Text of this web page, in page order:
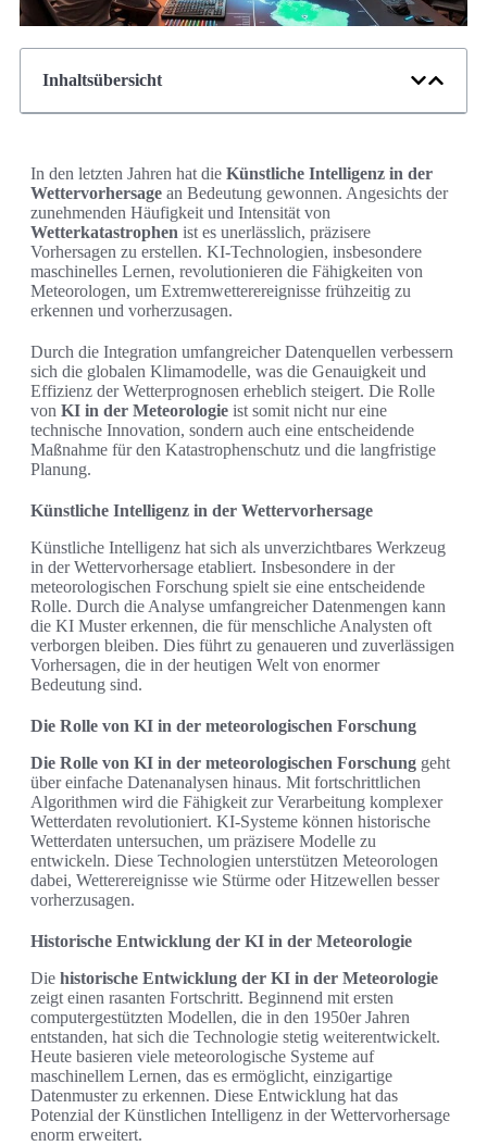
Inhaltsübersicht
In den letzten Jahren hat die Künstliche Intelligenz in der
Wettervorhersage an Bedeutung gewonnen. Angesichts der
zunehmenden Häufigkeit und Intensität von
Wetterkatastrophen ist es unerlässlich, präzisere
Vorhersagen zu erstellen. KI-Technologien, insbesondere
maschinelles Lernen, revolutionieren die Fähigkeiten von
Meteorologen, um Extremwetterereignisse frühzeitig zu
erkennen und vorherzusagen.
Durch die Integration umfangreicher Datenquellen verbessern
sich die globalen Klimamodelle, was die Genauigkeit und
Effizienz der Wetterprognosen erheblich steigert. Die Rolle
von KI in der Meteorologie ist somit nicht nur eine
technische Innovation, sondern auch eine entscheidende
Maßnahme für den Katastrophenschutz und die langfristige
Planung.
Künstliche Intelligenz in der Wettervorhersage
Künstliche Intelligenz hat sich als unverzichtbares Werkzeug
in der Wettervorhersage etabliert. Insbesondere in der
meteorologischen Forschung spielt sie eine entscheidende
Rolle. Durch die Analyse umfangreicher Datenmengen kann
die KI Muster erkennen, die für menschliche Analysten oft
verborgen bleiben. Dies führt zu genaueren und zuverlässigen
Vorhersagen, die in der heutigen Welt von enormer
Bedeutung sind.
Die Rolle von KI in der meteorologischen Forschung
Die Rolle von KI in der meteorologischen Forschung geht
über einfache Datenanalysen hinaus. Mit fortschrittlichen
Algorithmen wird die Fähigkeit zur Verarbeitung komplexer
Wetterdaten revolutioniert. KI-Systeme können historische
Wetterdaten untersuchen, um präzisere Modelle zu
entwickeln. Diese Technologien unterstützen Meteorologen
dabei, Wetterereignisse wie Stürme oder Hitzewellen besser
vorherzusagen.
Historische Entwicklung der KI in der Meteorologie
Die historische Entwicklung der KI in der Meteorologie
zeigt einen rasanten Fortschritt. Beginnend mit ersten
computergestützten Modellen, die in den 1950er Jahren
entstanden, hat sich die Technologie stetig weiterentwickelt.
Heute basieren viele meteorologische Systeme auf
maschinellem Lernen, das es ermöglicht, einzigartige
Datenmuster zu erkennen. Diese Entwicklung hat das
Potenzial der Künstlichen Intelligenz in der Wettervorhersage
enorm erweitert.